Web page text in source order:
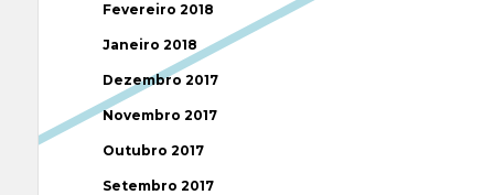
Fevereiro 2018
Janeiro 2018
Dezembro 2017
Novembro 2017
Outubro 2017
Setembro 2017